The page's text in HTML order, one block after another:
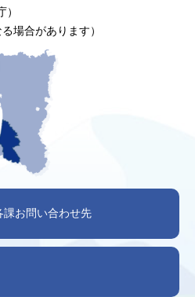
）
場合があります）
課お問い合わせ先